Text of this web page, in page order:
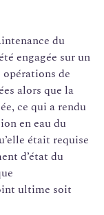
du
engagée sur un
de
alors que la
ce qui a rendu
en eau du
était requise
d’état du
ultime soit